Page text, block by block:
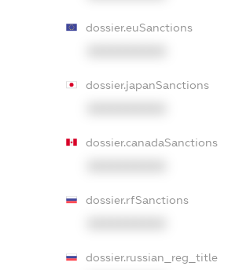
dossier.euSanctions
dossier.japanSanctions
dossier.canadaSanctions
dossier.rfSanctions
dossier.russian_reg_title